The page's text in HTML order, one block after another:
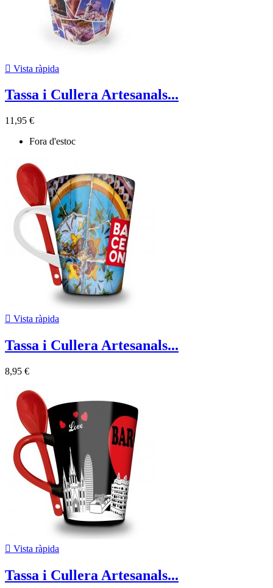
 Vista ràpida
Tassa i Cullera Artesanals...
11,95 €
Fora d'estoc
 Vista ràpida
Tassa i Cullera Artesanals...
8,95 €
 Vista ràpida
Tassa i Cullera Artesanals...